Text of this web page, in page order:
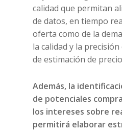
calidad que permitan
de datos, en tiempo
oferta como de la
la calidad y la
de estimación de
Además, la
de potenciales
los intereses sobre
permitirá elaborar